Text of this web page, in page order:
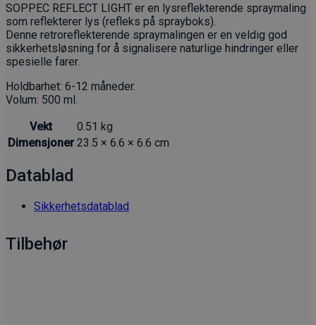
SOPPEC REFLECT LIGHT er en lysreflekterende spraymaling
som reflekterer lys (refleks på sprayboks).
Denne retroreflekterende spraymalingen er en veldig god
sikkerhetsløsning for å signalisere naturlige hindringer eller
spesielle farer.
Holdbarhet: 6-12 måneder.
Volum: 500 ml.
Vekt
0.51 kg
Dimensjoner 23.5 × 6.6 × 6.6 cm
Datablad
Sikkerhetsdatablad
Tilbehør